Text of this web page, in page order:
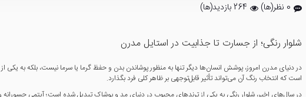
0 نظر(ها) 264 بازدید(ها)
شلوار رنگی؛ از جسارت تا جذابیت در استایل مدرن
در دنیای مدرن امروز، پوشش انسان‌ها دیگر تنها به منظور پوشاندن بدن و حفظ گرما یا سرما نیست، بلکه به
است که انتخاب رنگ آن می‌تواند تأثیر قابل‌توجهی بر ظاهر کلی فرد بگذارد.
در سال‌های اخیر، شلوار رنگی به یکی از ترندهای محبوب در دنیای مد و پوشاک تبدیل شده است؛ آیتمی